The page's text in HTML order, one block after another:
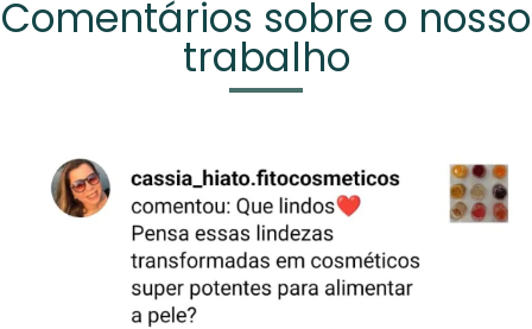
Comentários sobre o nosso
trabalho